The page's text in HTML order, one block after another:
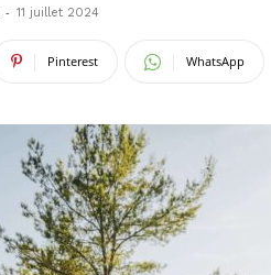
- 11 juillet 2024
Pinterest WhatsApp